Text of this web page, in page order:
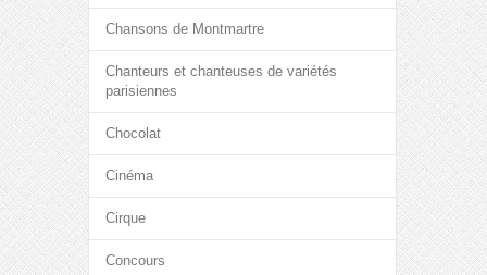
Chansons de Montmartre
Chanteurs et chanteuses de variétés
parisiennes
Chocolat
Cinéma
Cirque
Concours